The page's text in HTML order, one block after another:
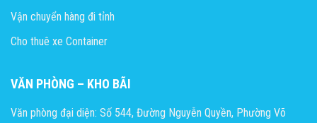
Vận chuyển hàng đi tỉnh
Cho thuê xe Container
VĂN PHÒNG – KHO BÃI
Văn phòng đại diện: Số 544, Đường Nguyễn Quyền, Phường Võ